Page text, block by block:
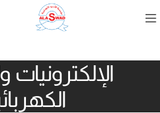
الإلكترونيات